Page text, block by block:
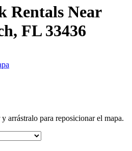
Rentals Near
FL 33436
arrástralo para reposicionar el mapa.